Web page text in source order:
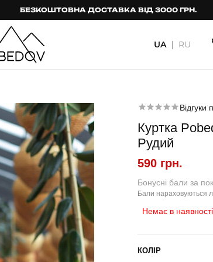
БЕЗКОШТОВНА ДОСТАВКА ВІД 3000 ГРН.
Тактичний жіночий
одяг
Тактичний чоловічий
одяг
Тактичні рукавиці
Тактичні шкарпетки
ТЕРМО-КОМПЛЕКТИ
ФУТБОЛКИ І СОРОЧКИ
шорти
Шорти
UA RU
Відгуки
Куртка
Рудий
590 грн.
Бонусні бали за
Бали нараховуються
Немає в наявності
КОЛІР